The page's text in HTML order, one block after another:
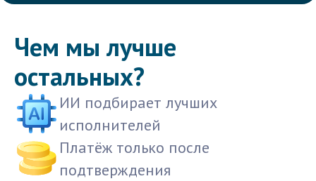
Чем мы лучше
остальных?
ИИ подбирает лучших
исполнителей
Платёж только после
подтверждения